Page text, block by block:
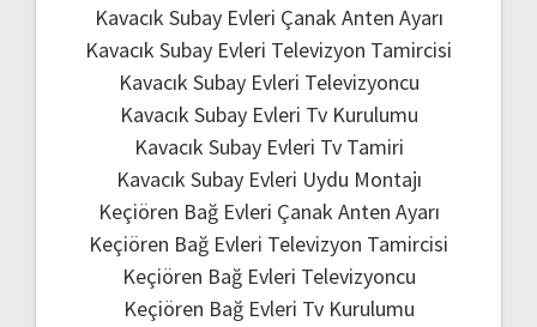
Kavacık Subay Evleri Çanak Anten Ayarı
Kavacık Subay Evleri Televizyon Tamircisi
Kavacık Subay Evleri Televizyoncu
Kavacık Subay Evleri Tv Kurulumu
Kavacık Subay Evleri Tv Tamiri
Kavacık Subay Evleri Uydu Montajı
Keçiören Bağ Evleri Çanak Anten Ayarı
Keçiören Bağ Evleri Televizyon Tamircisi
Keçiören Bağ Evleri Televizyoncu
Keçiören Bağ Evleri Tv Kurulumu